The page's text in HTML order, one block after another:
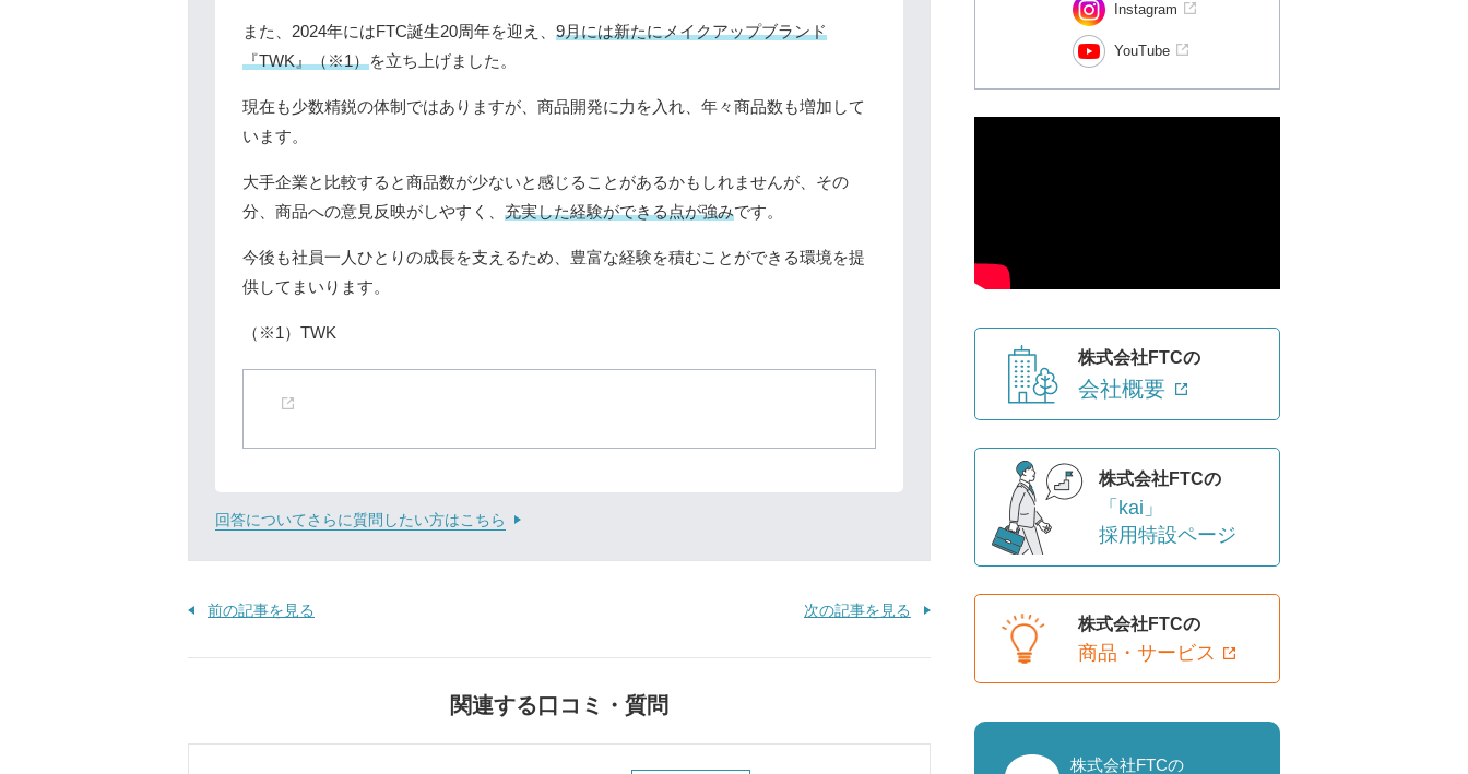
また、2024年にはFTC誕生20周年を迎え、 9月には新たにメイクアップブランド
『TWK』（※1）を立ち上げました。
現在も少数精鋭の体制ではありますが、商品開発に力を入れ、年々商品数も増加して
います。
大手企業と比較すると商品数が少ないと感じることがあるかもしれませんが、その
分、商品への意見反映がしやすく、 充実した経験ができる点が強みです。
今後も社員一人ひとりの成長を支えるため、豊富な経験を積むことができる環境を提
供してまいります。
（※1）TWK
回答についてさらに質問したい方はこちら
前の記事を見る 次の記事を見る
関連する口コミ・質問
Instagram
YouTube
株式会社FTCの
会社概要
株式会社FTCの
「kai」
採用特設ページ
株式会社FTCの
商品・サービス
株式会社FTCの